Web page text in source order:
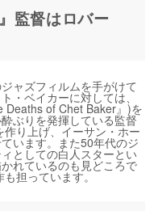
監督はロバー
ャズフィルムを手がけて
・ベイカーに対しては、
Deaths of Chet Baker』)を
ぶりを発揮している監督
り上げ、イーサン・ホー
います。また50年代のジ
としての白人スターとい
れているのも見どころで
担っています。